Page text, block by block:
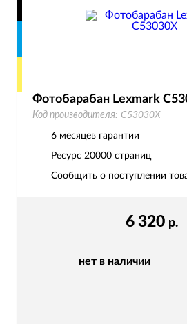
6 320 р.
нет в наличии
Фотобарабан Lexmark
Код производителя: C53030X
6 месяцев гарантии
Ресурс 20000 страниц
Сообщить о поступлении